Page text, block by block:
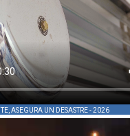
ASEGURA UN DESASTRE - 2026